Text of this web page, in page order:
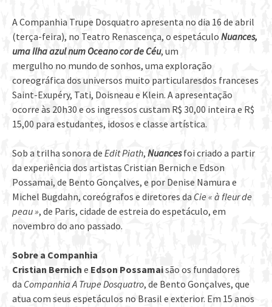
A Companhia Trupe Dosquatro apresenta no dia 16 de abril
(terça-feira), no Teatro Renascença, o espetáculo Nuances,
uma Ilha azul num Oceano cor de Céu, um
mergulho no mundo de sonhos, uma exploração
coreográfica dos universos muito particularesdos franceses
Saint-Exupéry, Tati, Doisneau e Klein. A apresentação
ocorre às 20h30 e os ingressos custam R$ 30,00 inteira e R$
15,00 para estudantes, idosos e classe artística.
Sob a trilha sonora de Edit Piath, Nuances foi criado a partir
da experiência dos artistas Cristian Bernich e Edson
Possamai, de Bento Gonçalves, e por Denise Namura e
Michel Bugdahn, coreógrafos e diretores da Cie « à fleur de
peau », de Paris, cidade de estreia do espetáculo, em
novembro do ano passado.
Sobre a Companhia
Cristian Bernich e Edson Possamaisão os fundadores
da Companhia A Trupe Dosquatro, de Bento Gonçalves, que
atua com seus espetáculos no Brasil e exterior. Em 15 anos